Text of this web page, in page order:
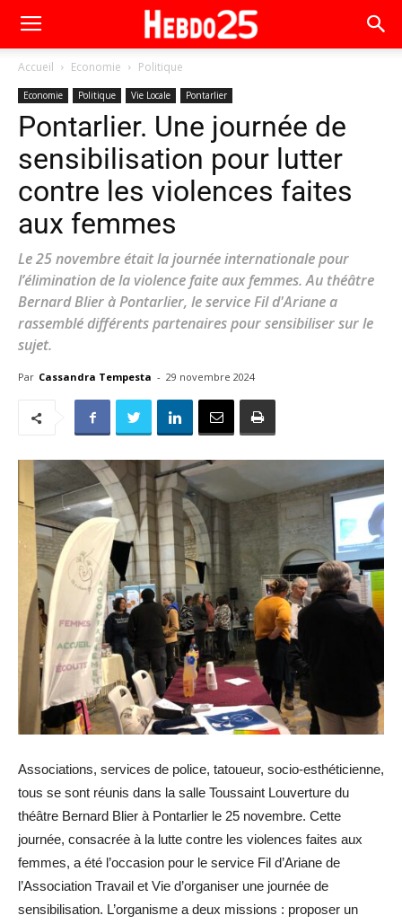
Accueil Economie Politique
Economie Politique Vie Locale Pontarlier
Pontarlier. Une journée de
sensibilisation pour lutter
contre les violences faites
aux femmes
Le 25 novembre était la journée internationale pour
l’élimination de la violence faite aux femmes. Au théâtre
Bernard Blier à Pontarlier, le service Fil d'Ariane a
rassemblé différents partenaires pour sensibiliser sur le
sujet.
Par Cassandra Tempesta - 29 novembre 2024
Associations, services de police, tatoueur, socio-esthéticienne,
tous se sont réunis dans la salle Toussaint Louverture du
théâtre Bernard Blier à Pontarlier le 25 novembre. Cette
journée, consacrée à la lutte contre les violences faites aux
femmes, a été l’occasion pour le service Fil d’Ariane de
l’Association Travail et Vie d’organiser une journée de
sensibilisation. L’organisme a deux missions : proposer un